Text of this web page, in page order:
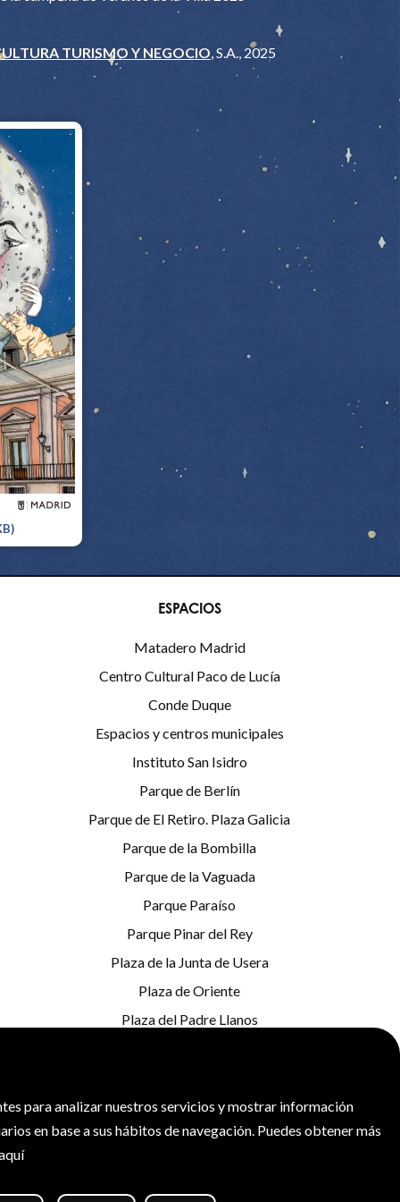
para analizar nuestros servicios y mostrar información
en base a sus hábitos de navegación. Puedes obtener más
TURISMO Y NEGOCIO, S.A., 2025
ESPACIOS
Matadero Madrid
Centro Cultural Paco de Lucía
Conde Duque
Espacios y centros municipales
Instituto San Isidro
Parque de Berlín
Parque de El Retiro. Plaza Galicia
Parque de la Bombilla
Parque de la Vaguada
Parque Paraíso
Parque Pinar del Rey
Plaza de la Junta de Usera
Plaza de Oriente
Plaza del Padre Llanos